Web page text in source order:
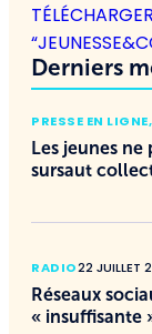
Derniers
PRESSE EN LIGNE,
Les jeunes
sursaut
RADIO22 JUILLET
Réseaux
« insuffisante